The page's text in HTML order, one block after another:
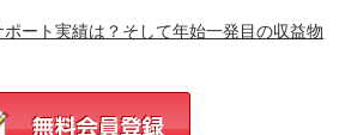
ート実績は？そして年始一発目の収益物